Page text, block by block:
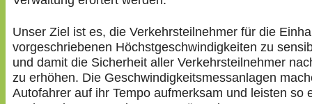
Unser Ziel ist es, die Verkehrsteilnehmer für die
vorgeschriebenen Höchstgeschwindigkeiten zu
und damit die Sicherheit aller Verkehrsteilnehmer
zu erhöhen. Die Geschwindigkeitsmessanlagen
Autofahrer auf ihr Tempo aufmerksam und leisten so